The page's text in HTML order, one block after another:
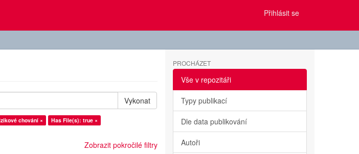
Přihlásit se
Vykonat
chování ×
Has File(s): true ×
Zobrazit pokročilé filtry
PROCHÁZET
Vše v repozitáři
Typy publikací
Dle data publikování
Autoři